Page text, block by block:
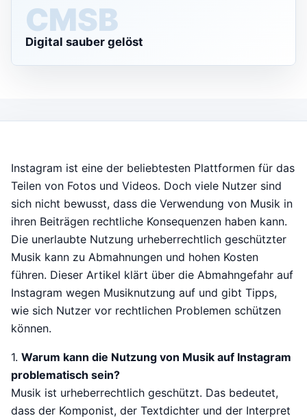
CMS
Digital sauber gelöst
Instagram ist eine der beliebtesten Plattformen für das
Teilen von Fotos und Videos. Doch viele Nutzer sind
sich nicht bewusst, dass die Verwendung von Musik in
ihren Beiträgen rechtliche Konsequenzen haben kann.
Die unerlaubte Nutzung urheberrechtlich geschützter
Musik kann zu Abmahnungen und hohen Kosten
führen. Dieser Artikel klärt über die Abmahngefahr auf
Instagram wegen Musiknutzung auf und gibt Tipps,
wie sich Nutzer vor rechtlichen Problemen schützen
können.
1. Warum kann die Nutzung von Musik auf Instagram
problematisch sein?
Musik ist urheberrechtlich geschützt. Das bedeutet,
dass der Komponist, der Textdichter und der Interpret